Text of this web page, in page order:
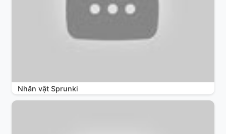
Nhân vật Sprunki